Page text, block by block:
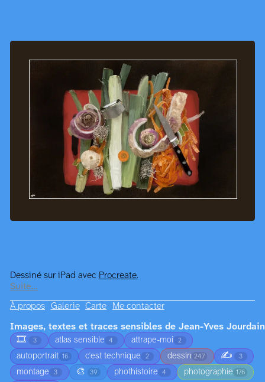
Dessiné sur iPad avec Procreate.
Suite…
À propos Galerie Carte Me contacter
Images, textes et traces sensibles de Jean-Yves Jourdain
🎞️
3 atlas sensible 4 attrape-moi 2
autoportrait 16 c'est technique 2 dessin 247 ✍️ 3
montage 3 🎨 39 phothistoire 4 photographie 176